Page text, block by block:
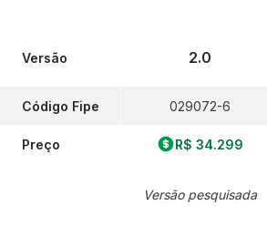
Versão
Código Fipe
Preço
2.0
029072-6
R$ 34.299
Versão pesquisada